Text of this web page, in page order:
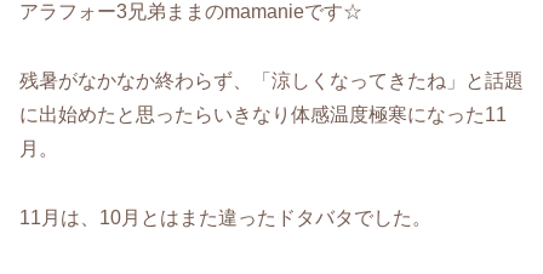
アラフォー3兄弟ままのmamanieです☆
残暑がなかなか終わらず、「涼しくなってきたね」と話題
に出始めたと思ったらいきなり体感温度極寒になった11
月。
11月は、10月とはまた違ったドタバタでした。